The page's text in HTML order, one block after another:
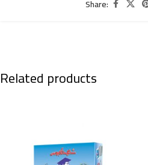
Share:
Related products